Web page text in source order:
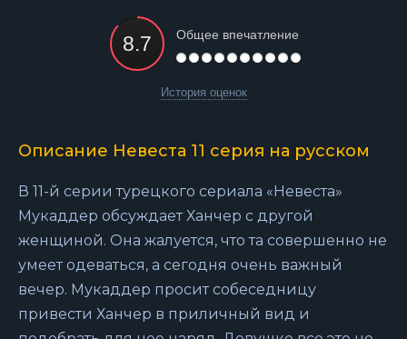
Общее впечатление
История оценок
Описание Невеста 11 серия на русском
В 11-й серии турецкого сериала «Невеста»
Мукаддер обсуждает Ханчер с другой
женщиной. Она жалуется, что та совершенно не
умеет одеваться, а сегодня очень важный
вечер. Мукаддер просит собеседницу
привести Ханчер в приличный вид и